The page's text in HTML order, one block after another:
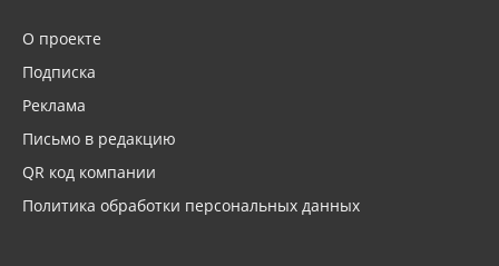
О проекте
Подписка
Реклама
Письмо в редакцию
QR код компании
Политика обработки персональных данных